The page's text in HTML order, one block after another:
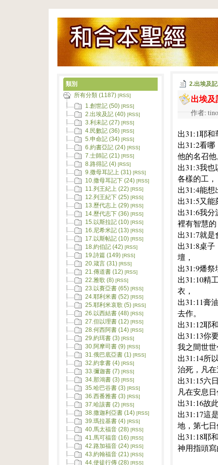
2.出埃及記
出埃
作者:
出31:1耶
出31:2看
他的名召
出31:3我
各樣的工，
出31:4能
出31:5又
出31:6我
裡有智慧
出31:7就
出31:8桌
壇，
出31:9燔
出31:10精
衣，
出31:11膏
去作。
出31:12耶
出31:13你
我之間世
出31:14所
治死，凡
出31:15六
凡在安息
出31:16故
出31:17這
地，第七
出31:18耶
神用指頭
類別
所有分類 (1187) [RSS]
1.創世記 (50) [RSS]
2.出埃及記 (40) [RSS]
3.利未記 (27) [RSS]
4.民數記 (36) [RSS]
5.申命記 (34) [RSS]
6.約書亞記 (24) [RSS]
7.士師記 (21) [RSS]
8.路得記 (4) [RSS]
9.撒母耳記上 (31) [RSS]
10.撒母耳記下 (24) [RSS]
11.列王紀上 (22) [RSS]
12.列王紀下 (25) [RSS]
13.歷代志上 (29) [RSS]
14.歷代志下 (36) [RSS]
15.以斯拉記 (10) [RSS]
16.尼希米記 (13) [RSS]
17.以斯帖記 (10) [RSS]
18.約伯記 (42) [RSS]
19.詩篇 (149) [RSS]
20.箴言 (31) [RSS]
21.傳道書 (12) [RSS]
22.雅歌 (8) [RSS]
23.以賽亞書 (65) [RSS]
24.耶利米書 (52) [RSS]
25.耶利米哀歌 (5) [RSS]
26.以西結書 (48) [RSS]
27.但以理書 (12) [RSS]
28.何西阿書 (14) [RSS]
29.約珥書 (3) [RSS]
30.阿摩司書 (9) [RSS]
31.俄巴底亞書 (1) [RSS]
32.約拿書 (4) [RSS]
33.彌迦書 (7) [RSS]
34.那鴻書 (3) [RSS]
35.哈巴谷書 (3) [RSS]
36.西番雅書 (3) [RSS]
37.哈該書 (2) [RSS]
38.撒迦利亞書 (14) [RSS]
39.瑪拉基書 (4) [RSS]
40.馬太福音 (28) [RSS]
41.馬可福音 (16) [RSS]
42.路加福音 (24) [RSS]
43.約翰福音 (21) [RSS]
44.使徒行傳 (28) [RSS]